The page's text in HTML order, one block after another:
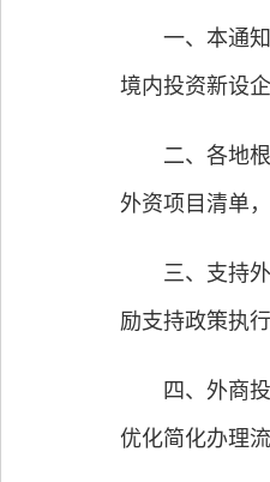
一、本通知
境内投资新设
二、各地根
外资项目清单
三、支持外
励支持政策执行
四、外商投
优化简化办理